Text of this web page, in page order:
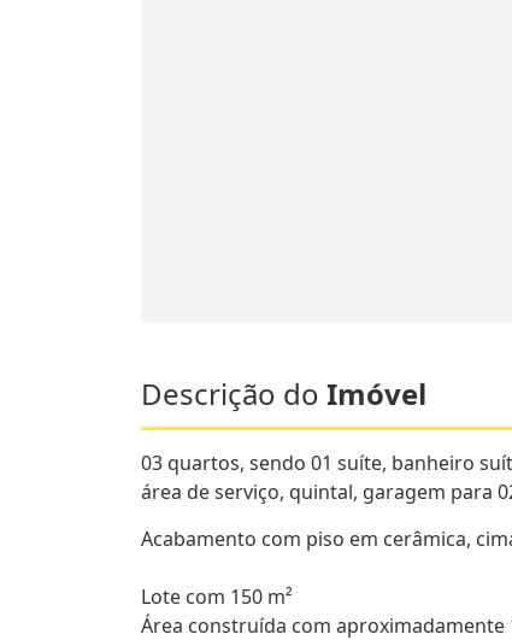
Descrição do Imóvel
03 quartos, sendo 01 suíte, banheiro
área de serviço, quintal, garagem para
Acabamento com piso em cerâmica,
Lote com 150 m²
Área construída com aproximadamente